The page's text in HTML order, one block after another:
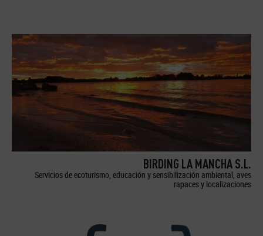
BIRDING LA MANCHA S.L.
Servicios de ecoturismo, educación y sensibilización ambiental, aves
rapaces y localizaciones